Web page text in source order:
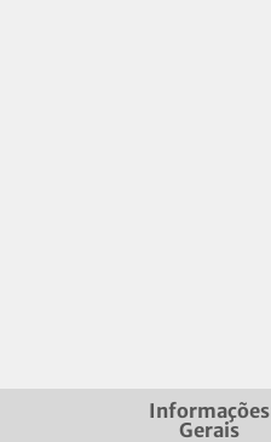
Informações
Gerais